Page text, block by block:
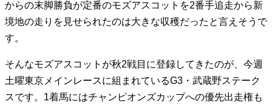
からの末脚勝負が定番のモズアスコットを2番手追走から新
境地の走りを見せられたのは大きな収穫だったと言えそうで
す。
そんなモズアスコットが秋2戦目に登録してきたのが、今週
土曜東京メインレースに組まれているG3・武蔵野ステーク
スです。1着馬にはチャンピオンズカップへの優先出走権も